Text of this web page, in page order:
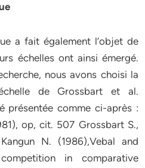
a fait également l’objet de
échelles ont ainsi émergé.
nous avons choisi la
de Grossbart et al.
présentée comme ci-après :
op, cit. 507 Grossbart S.,
N. (1986),Vebal and
in comparative